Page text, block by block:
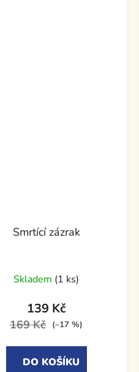
Smrtící zázrak
Skladem (1 ks)
139 Kč
169 Kč (–17 %)
DO KOŠÍKU